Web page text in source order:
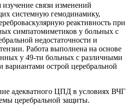
связи изменений
системную гемодинамику,
реактивность при
симпатомиметиков у больных с
недостаточности и
Работа выполнена на основе
у 49-ти больных с различными
вариантами острой церебральной
адекватного ЦПД в условиях ВЧГ
церебральной защиты.